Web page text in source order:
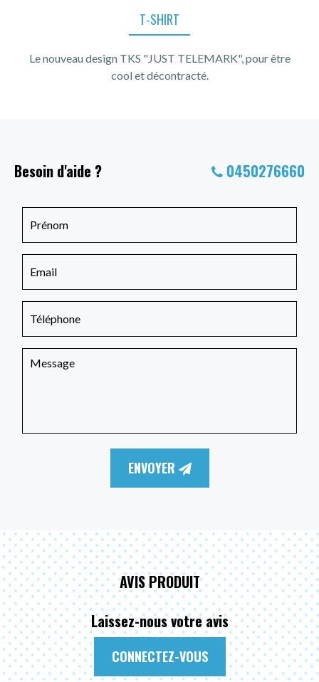
T-SHIRT
Le nouveau design TKS "JUST TELEMARK", pour être
cool et décontracté.
Besoin d'aide ? 0450276660
ENVOYER
AVIS PRODUIT
Laissez-nous votre avis
CONNECTEZ-VOUS